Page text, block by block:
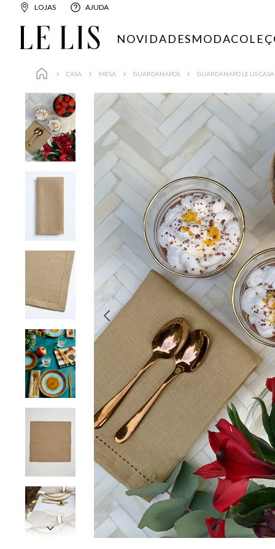
LOJAS AJUDA
NOVIDADESMODA
CASA MESA GUARDANAPOS GUARDANAPO LE LIS